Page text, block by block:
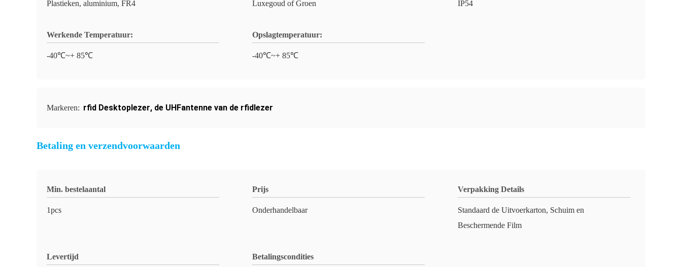
Plastieken, aluminium, FR4 Luxegoud of Groen IP54
Werkende Temperatuur:
-40℃~+ 85℃
Opslagtemperatuur:
-40℃~+ 85℃
Markeren: rfid Desktoplezer, de UHFantenne van de rfidlezer
Betaling en verzendvoorwaarden
Min. bestelaantal
1pcs
Prijs
Onderhandelbaar
Verpakking Details
Standaard de Uitvoerkarton, Schuim en
Beschermende Film
Levertijd Betalingscondities